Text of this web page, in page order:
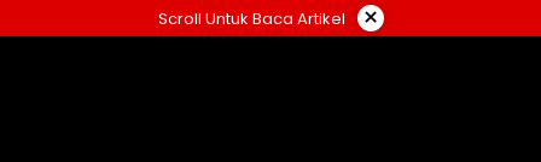
ke
Scroll Untuk Baca Artikel ×